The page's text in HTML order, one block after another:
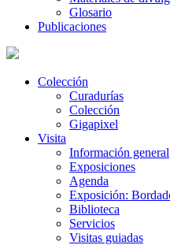
Glosario
Publicaciones
Colección
Curadurías
Colección
Gigapixel
Visita
Información general
Exposiciones
Agenda
Exposición:
Biblioteca
Servicios
Visitas guiadas